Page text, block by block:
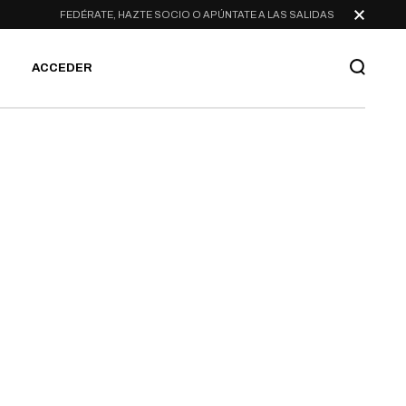
FEDÉRATE, HAZTE SOCIO O APÚNTATE A LAS SALIDAS
ACCEDER